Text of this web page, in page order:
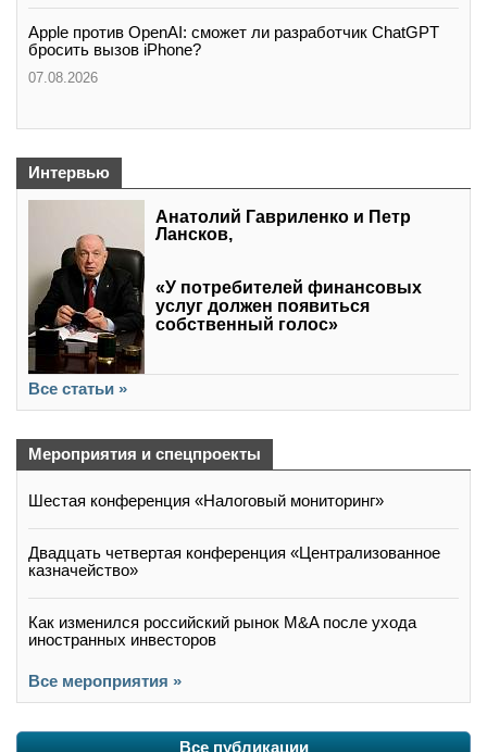
Apple против OpenAI: сможет ли разработчик ChatGPT
бросить вызов iPhone?
07.08.2026
Интервью
Анатолий Гавриленко и Петр
Лансков,
«У потребителей финансовых
услуг должен появиться
собственный голос»
Все статьи »
Мероприятия и спецпроекты
Шестая конференция «Налоговый мониторинг»
Двадцать четвертая конференция «Централизованное
казначейство»
Как изменился российский рынок M&A после ухода
иностранных инвесторов
Все мероприятия »
Все публикации